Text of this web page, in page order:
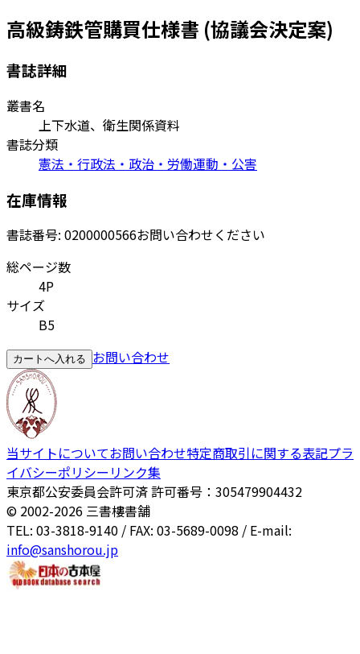
高級鋳鉄管購買仕様書 (協議会決定案)
書誌詳細
叢書名
上下水道、衛生関係資料
書誌分類
憲法・行政法・政治・労働運動・公害
在庫情報
書誌番号: 0200000566お問い合わせください
総ページ数
4P
サイズ
B5
カートへ入れる お問い合わせ
当サイトについてお問い合わせ特定商取引に関する表記プラ
イバシーポリシー リンク集
東京都公安委員会許可済 許可番号：305479904432
© 2002-2026 三書樓書舗
TEL: 03-3818-9140 / FAX: 03-5689-0098 / E-mail:
info@sanshorou.jp